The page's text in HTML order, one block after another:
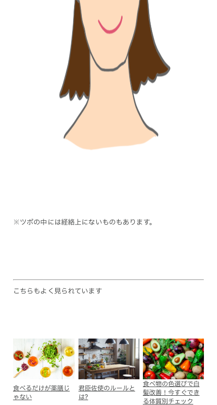
※ツボの中には経絡上にないものもあります。
こちらもよく見られています
食べるだけが薬膳じ
ゃない
君臣佐使のルールと
は?
食べ物の色選びで白
髪改善！今すぐでき
る体質別チェック